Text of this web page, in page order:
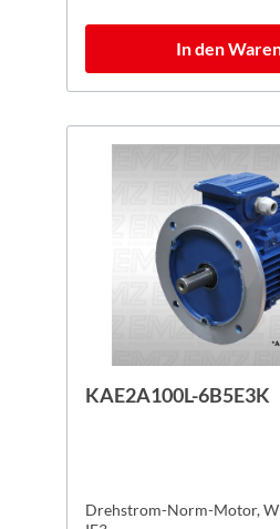
In den
KAE2A100L-6B5E3K
Drehstrom-Norm-Motor,